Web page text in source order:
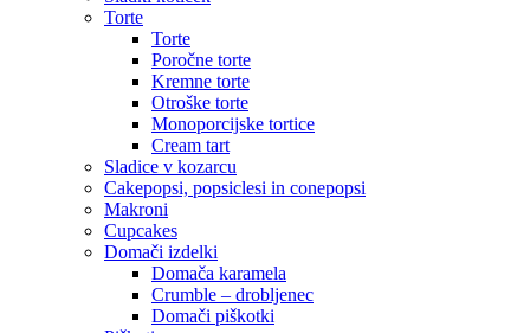
Torte
Torte
Poročne torte
Kremne torte
Otroške torte
Monoporcijske tortice
Cream tart
Sladice v kozarcu
Cakepopsi, popsiclesi in conepopsi
Makroni
Cupcakes
Domači izdelki
Domača karamela
Crumble – drobljenec
Domači piškotki